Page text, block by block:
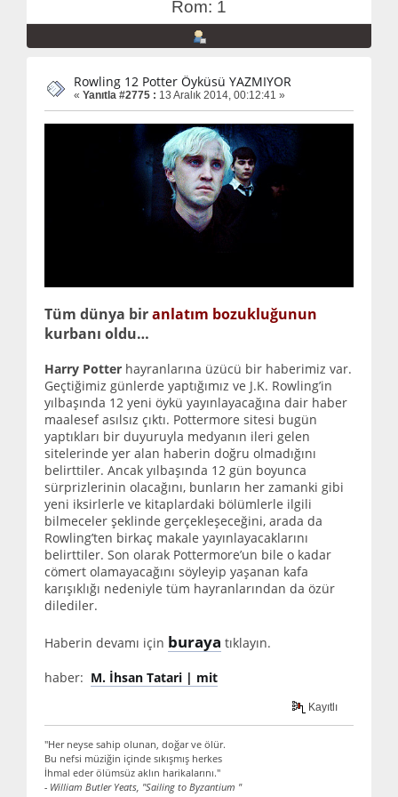
Rom: 1
Rowling 12 Potter Öyküsü YAZMIYOR
« Yanıtla #2775 : 13 Aralık 2014, 00:12:41 »
Tüm dünya biranlatım bozukluğunun
kurbanı oldu…
Harry Potter hayranlarına üzücü bir haberimiz var.
Geçtiğimiz günlerde yaptığımız ve J.K. Rowling’in
yılbaşında 12 yeni öykü yayınlayacağına dair haber
maalesef asılsız çıktı. Pottermore sitesi bugün
yaptıkları bir duyuruyla medyanın ileri gelen
sitelerinde yer alan haberin doğru olmadığını
belirttiler. Ancak yılbaşında 12 gün boyunca
sürprizlerinin olacağını, bunların her zamanki gibi
yeni iksirlerle ve kitaplardaki bölümlerle ilgili
bilmeceler şeklinde gerçekleşeceğini, arada da
Rowling’ten birkaç makale yayınlayacaklarını
belirttiler. Son olarak Pottermore’un bile o kadar
cömert olamayacağını söyleyip yaşanan kafa
karışıklığı nedeniyle tüm hayranlarından da özür
dilediler.
Haberin devamı için buraya tıklayın.
haber: M. İhsan Tatari | mit
Kayıtlı
"Her neyse sahip olunan, doğar ve ölür.
Bu nefsi müziğin içinde sıkışmış herkes
İhmal eder ölümsüz aklın harikalarını."
- William Butler Yeats, "Sailing to Byzantium "